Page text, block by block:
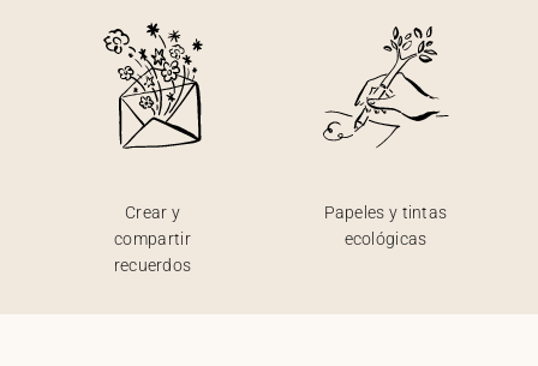
Crear y
compartir
recuerdos
Papeles y tintas
ecológicas